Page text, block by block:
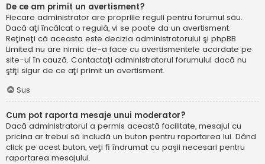
De ce am primit un avertisment?
Fiecare administrator are propriile reguli pentru forumul său.
Dacă aţi încălcat o regulă, vi se poate da un avertisment.
Reţineţi că aceasta este decizia administratorului şi phpBB
Limited nu are nimic de-a face cu avertismentele acordate pe
site-ul în cauză. Contactaţi administratorul forumului dacă nu
ştiţi sigur de ce aţi primit un avertisment.
Sus
Cum pot raporta mesaje unui moderator?
Dacă administratorul a permis această facilitate, mesajul cu
pricina ar trebui să includă un buton pentru raportarea lui. Dând
click pe acest buton, veţi fi îndrumat cu paşii necesari pentru
raportarea mesajului.